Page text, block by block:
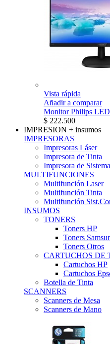
Vista rápida
Añadir a comparar
Monitor Philips
$ 222.500
IMPRESION + insumos
IMPRESORAS
Impresoras Láser
Impresora de Tinta
Impresora de
MULTIFUNCIONES
Multifunción Laser
Multifunción Tinta
Multifunción
INSUMOS
TONERS
Toners HP
Toners
Toners Otros
CARTUCHOS DE
Cartuchos HP
Cartuchos
Botella de Tinta
SCANNERS
Scanners de Mesa
Scanners de Mano